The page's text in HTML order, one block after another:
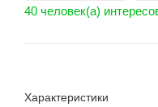
40 человек(а)
Характеристики